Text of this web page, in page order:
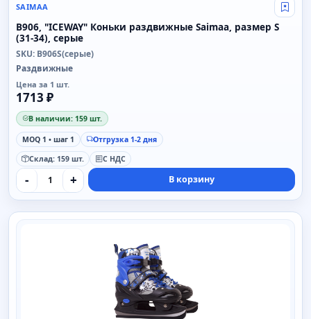
SAIMAA Свой
B906, "ICEWAY" Коньки раздвижные Saimaa, размер S
(31-34), серые
SKU: B906S(серые)
Раздвижные
Цена за 1 шт.
1713 ₽
В наличии: 159 шт.
MOQ 1 • шаг 1
Отгрузка 1-2 дня
Склад: 159 шт.
С НДС
- + В корзину
SAIMAA